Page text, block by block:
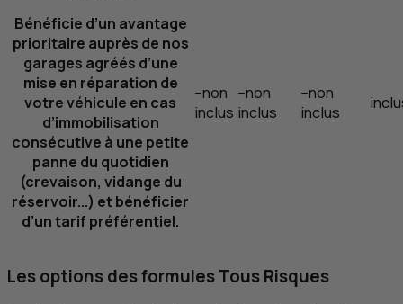
Bénéficie d’un avantage
prioritaire auprès de nos
garages agréés d’une
mise en réparation de
votre véhicule en cas
d’immobilisation
consécutive à une petite
panne du quotidien
(crevaison, vidange du
réservoir...) et bénéficier
d’un tarif préférentiel.
–non
inclus
–non
inclus
–non
inclus
Les options des formules Tous Risques